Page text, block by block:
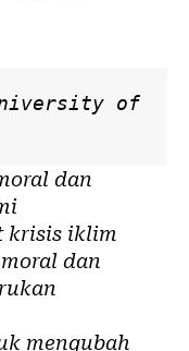
of
dan
krisis iklim
dan
mengubah